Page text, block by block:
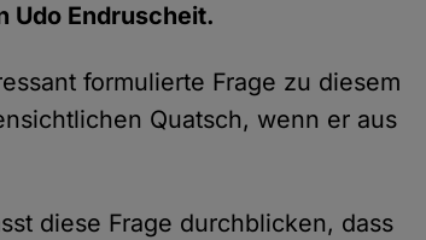
Udo Endruscheit.
formulierte Frage zu diesem
Quatsch, wenn er aus
diese Frage durchblicken, dass